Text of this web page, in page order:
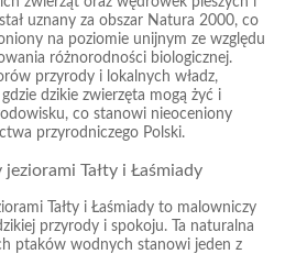
uznany za obszar Natura 2000, co
na poziomie unijnym ze względu
różnorodności biologicznej.
przyrody i lokalnych władz,
dzikie zwierzęta mogą żyć i
co stanowi nieoceniony
przyrodniczego Polski.
Tałty i Łaśmiady
Tałty i Łaśmiady to malowniczy
przyrody i spokoju. Ta naturalna
ptaków wodnych stanowi jeden z